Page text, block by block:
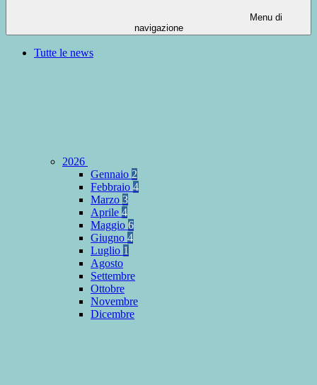
Menu di
navigazione
Tutte le news
2026
Gennaio 2
Febbraio 4
Marzo 3
Aprile 4
Maggio 6
Giugno 4
Luglio 1
Agosto
Settembre
Ottobre
Novembre
Dicembre